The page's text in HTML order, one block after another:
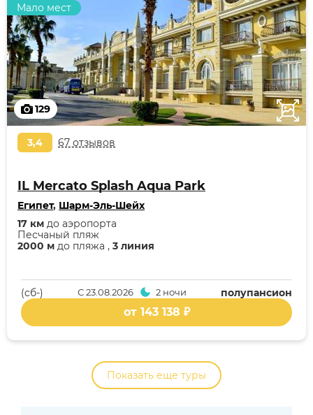
129
Мало мест
3,4 67 отзывов
IL Mercato Splash Aqua Park
Египет, Шарм-Эль-Шейх
2000 м до пляжа , 3 линия
Песчаный пляж
17 км до аэропорта
полупансион
С23.08.2026 2 ночи
(cб-)
от 143 138 ₽
Показать еще туры